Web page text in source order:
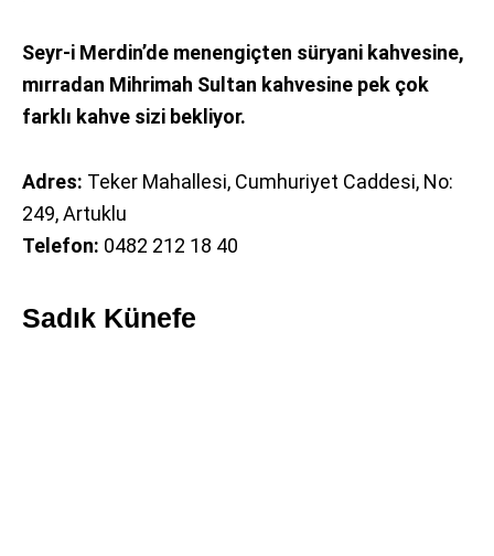
Seyr-i Merdin’de menengiçten süryani kahvesine,
mırradan Mihrimah Sultan kahvesine pek çok
farklı kahve sizi bekliyor.
Adres: Teker Mahallesi, Cumhuriyet Caddesi, No:
249, Artuklu
Telefon: 0482 212 18 40
Sadık Künefe